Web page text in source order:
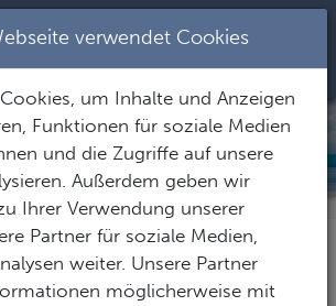
Toggle
MASBATE
verwendet Cookies
um Inhalte und Anzeigen
Funktionen für soziale Medien
und die Zugriffe auf unsere
Außerdem geben wir
Ihrer Verwendung unserer
Partner für soziale Medien,
weiter. Unsere Partner
möglicherweise mit